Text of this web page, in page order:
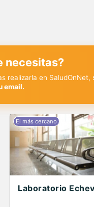
necesitas?
realizarla en
email.
Laboratorio